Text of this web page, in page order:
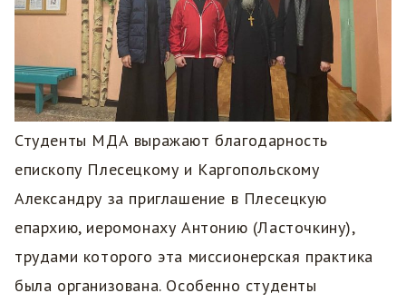
Студенты МДА выражают благодарность
епископу Плесецкому и Каргопольскому
Александру за приглашение в Плесецкую
епархию, иеромонаху Антонию (Ласточкину),
трудами которого эта миссионерская практика
была организована. Особенно студенты